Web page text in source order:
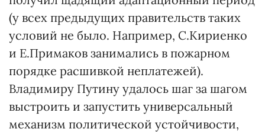
(у всех предыдущих правительств таких
условий не было. Например, С.Кириенко
и Е.Примаков занимались в пожарном
порядке расшивкой неплатежей).
Владимиру Путину удалось шаг за шагом
выстроить и запустить универсальный
механизм политической устойчивости,